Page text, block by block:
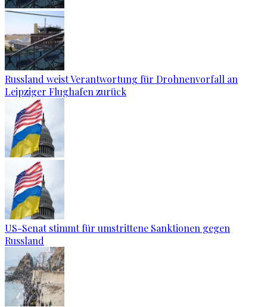
Russland weist Verantwortung für Drohnenvorfall an
Leipziger Flughafen zurück
US-Senat stimmt für umstrittene Sanktionen gegen
Russland